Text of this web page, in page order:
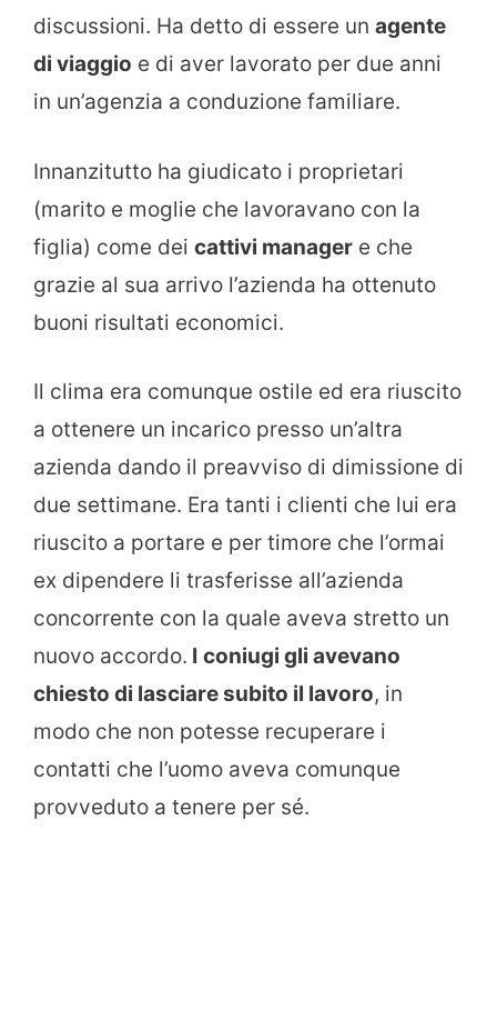
discussioni. Ha detto di essere un agente
di viaggio e di aver lavorato per due anni
in un’agenzia a conduzione familiare.
Innanzitutto ha giudicato i proprietari
(marito e moglie che lavoravano con la
figlia) come dei cattivi manager e che
grazie al sua arrivo l’azienda ha ottenuto
buoni risultati economici.
Il clima era comunque ostile ed era riuscito
a ottenere un incarico presso un’altra
azienda dando il preavviso di dimissione di
due settimane. Era tanti i clienti che lui era
riuscito a portare e per timore che l’ormai
ex dipendere li trasferisse all’azienda
concorrente con la quale aveva stretto un
nuovo accordo. I coniugi gli avevano
chiesto di lasciare subito il lavoro, in
modo che non potesse recuperare i
contatti che l’uomo aveva comunque
provveduto a tenere per sé.